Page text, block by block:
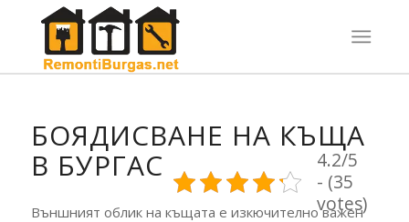
БОЯДИСВАНЕ НА КЪЩА
В БУРГАС
Външният облик на къщата е изкючително важен
4.2/5
- (35
votes)